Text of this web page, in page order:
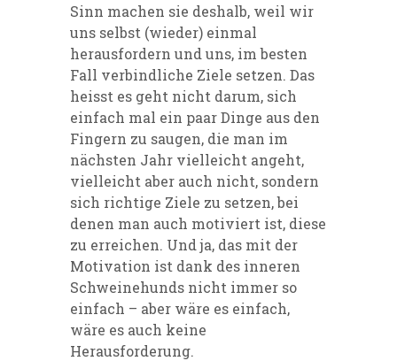
Sinn machen sie deshalb, weil wir
uns selbst (wieder) einmal
herausfordern und uns, im besten
Fall verbindliche Ziele setzen. Das
heisst es geht nicht darum, sich
einfach mal ein paar Dinge aus den
Fingern zu saugen, die man im
nächsten Jahr vielleicht angeht,
vielleicht aber auch nicht, sondern
sich richtige Ziele zu setzen, bei
denen man auch motiviert ist, diese
zu erreichen. Und ja, das mit der
Motivation ist dank des inneren
Schweinehunds nicht immer so
einfach – aber wäre es einfach,
wäre es auch keine
Herausforderung.